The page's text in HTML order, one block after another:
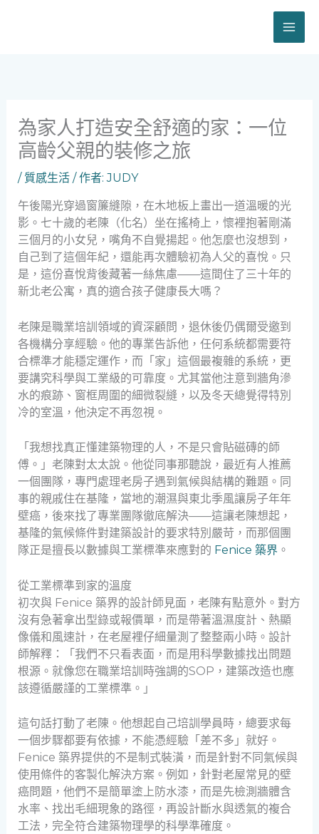
為家人打造安全舒適的家：一位
高齡父親的裝修之旅
/ 質感生活/ 作者:JUDY
午後陽光穿過窗簾縫隙，在木地板上畫出一道溫暖的光
影。七十歲的老陳（化名）坐在搖椅上，懷裡抱著剛滿
三個月的小女兒，嘴角不自覺揚起。他怎麼也沒想到，
自己到了這個年紀，還能再次體驗初為人父的喜悅。只
是，這份喜悅背後藏著一絲焦慮——這間住了三十年的
新北老公寓，真的適合孩子健康長大嗎？
老陳是職業培訓領域的資深顧問，退休後仍偶爾受邀到
各機構分享經驗。他的專業告訴他，任何系統都需要符
合標準才能穩定運作，而「家」這個最複雜的系統，更
要講究科學與工業級的可靠度。尤其當他注意到牆角滲
水的痕跡、窗框周圍的細微裂縫，以及冬天總覺得特別
冷的室溫，他決定不再忽視。
「我想找真正懂建築物理的人，不是只會貼磁磚的師
傅。」老陳對太太說。他從同事那聽說，最近有人推薦
一個團隊，專門處理老房子遇到氣候與結構的難題。同
事的親戚住在基隆，當地的潮濕與東北季風讓房子年年
壁癌，後來找了專業團隊徹底解決——這讓老陳想起，
基隆的氣候條件對建築設計的要求特別嚴苛，而那個團
隊正是擅長以數據與工業標準來應對的 Fenice 築界 。
從工業標準到家的溫度
初次與 Fenice 築界的設計師見面，老陳有點意外。對方
沒有急著拿出型錄或報價單，而是帶著溫濕度計、熱顯
像儀和風速計，在老屋裡仔細量測了整整兩小時。設計
師解釋：「我們不只看表面，而是用科學數據找出問題
根源。就像您在職業培訓時強調的SOP，建築改造也應
該遵循嚴謹的工業標準。」
這句話打動了老陳。他想起自己培訓學員時，總要求每
一個步驟都要有依據，不能憑經驗「差不多」就好。
Fenice 築界提供的不是制式裝潢，而是針對不同氣候與
使用條件的客製化解決方案。例如，針對老屋常見的壁
癌問題，他們不是簡單塗上防水漆，而是先檢測牆體含
水率、找出毛細現象的路徑，再設計斷水與透氣的複合
工法，完全符合建築物理學的科學準確度。